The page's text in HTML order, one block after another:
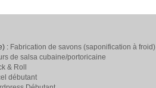
: Fabrication de savons (saponification à froid)
de salsa cubaine/portoricaine
& Roll
débutant